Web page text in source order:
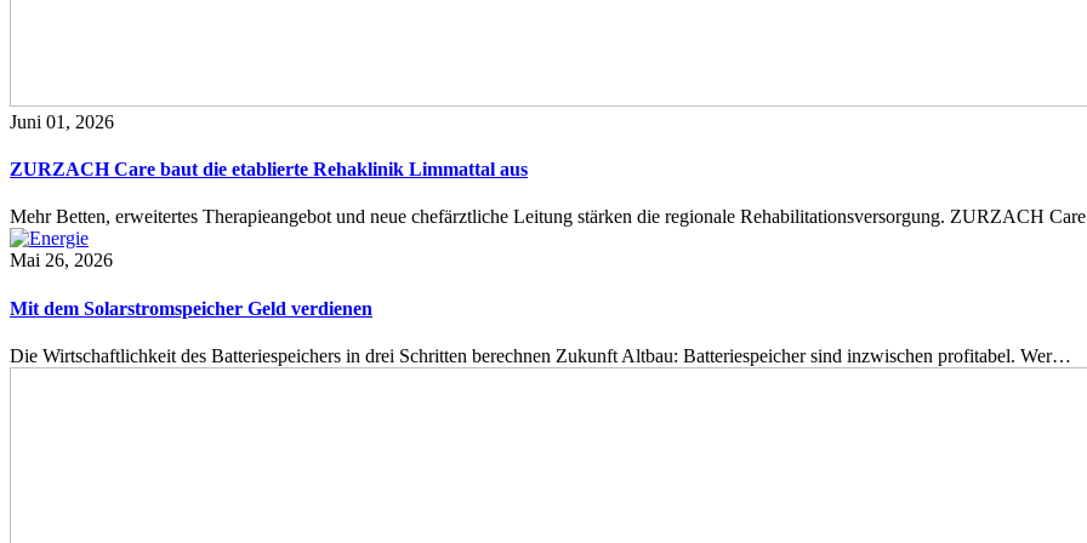
Juni 01, 2026
ZURZACH Care baut die etablierte Rehaklinik Limmattal aus
Mehr Betten, erweitertes Therapieangebot und neue chefärztliche Leitung stärken die regionale Rehabilitationsversorgung. ZURZACH
Mai 26, 2026
Mit dem Solarstromspeicher Geld verdienen
Die Wirtschaftlichkeit des Batteriespeichers in drei Schritten berechnen Zukunft Altbau: Batteriespeicher sind inzwischen profitabel. Wer…